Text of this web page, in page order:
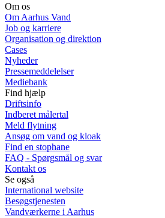
Om os
Om Aarhus Vand
Job og karriere
Organisation og direktion
Cases
Nyheder
Pressemeddelelser
Mediebank
Find hjælp
Driftsinfo
Indberet målertal
Meld flytning
Ansøg om vand og kloak
Find en stophane
FAQ - Spørgsmål og svar
Kontakt os
Se også
International website
Besøgstjenesten
Vandværkerne i Aarhus